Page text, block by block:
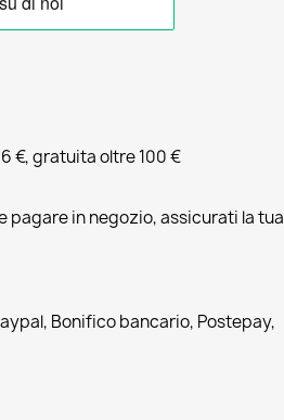
€, gratuita oltre 100 €
pagare in negozio, assicurati la tua
Bonifico bancario, Postepay,